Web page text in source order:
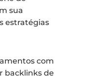
sua
estratégias
com
backlinks de